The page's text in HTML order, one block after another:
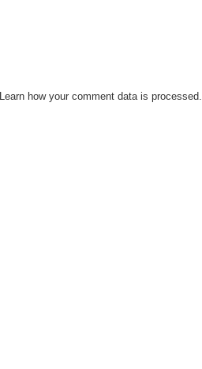
Learn how your comment data is processed.